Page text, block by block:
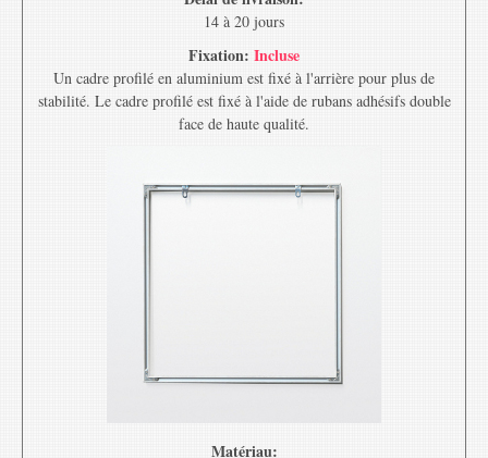
14 à 20 jours
Fixation: Incluse
Un cadre profilé en aluminium est fixé à l'arrière pour plus de
stabilité. Le cadre profilé est fixé à l'aide de rubans adhésifs double
face de haute qualité.
Matériau: